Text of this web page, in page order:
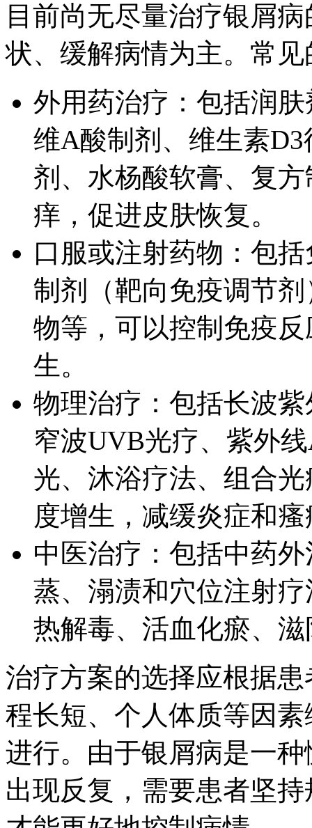
目前尚无尽量治疗银屑
状、缓解病情为主。常
外用药治疗：包括润
维A酸制剂、维生素
剂、水杨酸软膏、复
痒，促进皮肤恢复。
口服或注射药物：包
制剂（靶向免疫调节
物等，可以控制免疫
生。
物理治疗：包括长波
窄波UVB光疗、紫外
光、沐浴疗法、组合
度增生，减缓炎症和
中医治疗：包括中药
蒸、溻渍和穴位注射
热解毒、活血化瘀、
治疗方案的选择应根据
程长短、个人体质等因
进行。由于银屑病是一
出现反复，需要患者坚